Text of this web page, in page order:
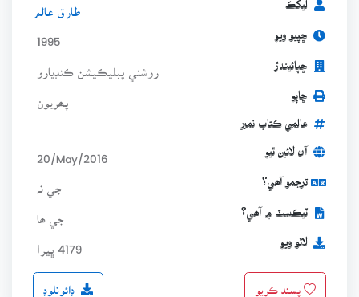
ليکڪ طارق عالم
ڇپيو ويو 1995
ڇپائيندڙ روشني پبليڪيشن ڪنڊيارو
ڇاپو
عالمي ڪتاب نمبر
آن لائين ٿيو 20/May/2016
ترجمو آھي؟
ٽيڪسٽ ۾ آھي؟ جي ھا
لاٿو ويو 4179 ڀيرا
پسند ڪريو ڊائونلوڊ